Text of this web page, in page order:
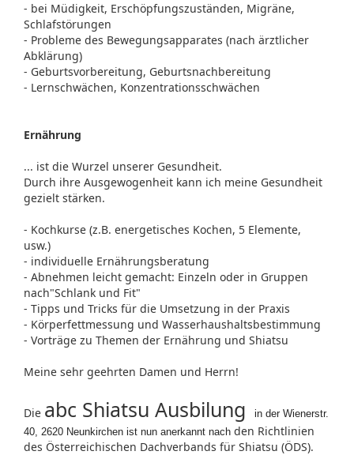
- bei Müdigkeit, Erschöpfungszuständen, Migräne,
Schlafstörungen
- Probleme des Bewegungsapparates (nach ärztlicher
Abklärung)
- Geburtsvorbereitung, Geburtsnachbereitung
- Lernschwächen, Konzentrationsschwächen
Ernährung
... ist die Wurzel unserer Gesundheit.
Durch ihre Ausgewogenheit kann ich meine Gesundheit
gezielt stärken.
- Kochkurse (z.B. energetisches Kochen, 5 Elemente,
usw.)
- individuelle Ernährungsberatung
- Abnehmen leicht gemacht: Einzeln oder in Gruppen
nach"Schlank und Fit"
- Tipps und Tricks für die Umsetzung in der Praxis
- Körperfettmessung und Wasserhaushaltsbestimmung
- Vorträge zu Themen der Ernährung und Shiatsu
Meine sehr geehrten Damen und Herrn!
Die abc Shiatsu Ausbilung
in der Wienerstr.
40, 2620 Neunkirchen ist nun anerkannt nach den Richtlinien
des Österreichischen Dachverbands für Shiatsu (ÖDS).